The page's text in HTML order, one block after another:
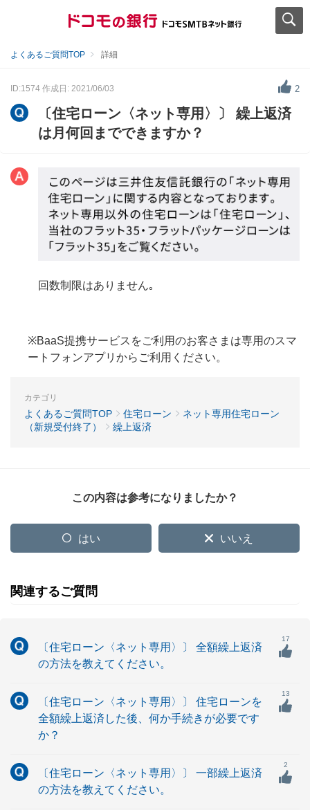
よくあるご質問TOP 詳細
ID:1574 作成日: 2021/06/03 2
〔住宅ローン〈ネット専用〉〕 繰上返済
は月何回までできますか？
回数制限はありません｡
※BaaS提携サービスをご利用のお客さまは専用のスマ
ートフォンアプリからご利用ください。
カテゴリ
よくあるご質問TOP 住宅ローン
ネット専用住宅ローン
（新規受付終了）
繰上返済
この内容は参考になりましたか？
はい いいえ
関連するご質問
〔住宅ローン〈ネット専用〉〕 全額繰上返済
の方法を教えてください。
17
〔住宅ローン〈ネット専用〉〕 住宅ローンを
全額繰上返済した後、何か手続きが必要です
か？
13
〔住宅ローン〈ネット専用〉〕 一部繰上返済
の方法を教えてください。
2